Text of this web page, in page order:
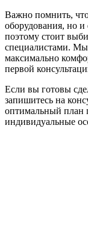
Важно помнить,
оборудования, но
поэтому стоит
специалистами. Мы
максимально
первой
Если вы готовы
запишитесь на
оптимальный план
индивидуальные